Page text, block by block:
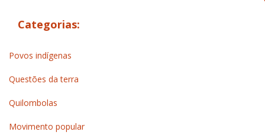
Categorias:
Povos indígenas
Questões da terra
Quilombolas
Movimento popular